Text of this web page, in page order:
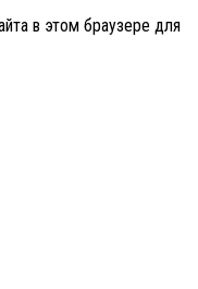
в этом браузере для